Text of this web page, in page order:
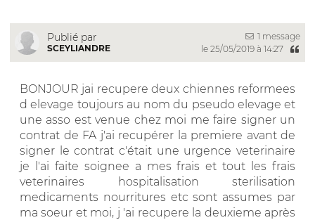
Publié par
SCEYLIANDRE
1 message
le 25/05/2019 à 14:27
BONJOUR jai recupere deux chiennes reformees
d elevage toujours au nom du pseudo elevage et
une asso est venue chez moi me faire signer un
contrat de FA j'ai recupérer la premiere avant de
signer le contrat c'était une urgence veterinaire
je l'ai faite soignee a mes frais et tout les frais
veterinaires hospitalisation sterilisation
medicaments nourritures etc sont assumes par
ma soeur et moi, j 'ai recupere la deuxieme après